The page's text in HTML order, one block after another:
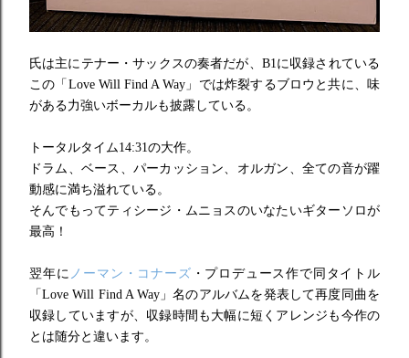
氏は主にテナー・サックスの奏者だが、B1に収録されている
この「Love Will Find A Way」では炸裂するブロウと共に、味
がある力強いボーカルも披露している。
トータルタイム14:31の大作。
ドラム、ベース、パーカッション、オルガン、全ての音が躍
動感に満ち溢れている。
そんでもってティシージ・ムニョスのいなたいギターソロが
最高！
翌年に ノーマン・コナーズ ・プロデュース作で 同タイトル
「Love Will Find A Way」名のアルバムを発表して再度同曲を
収録していますが、収録時間も大幅に短くアレンジも今作の
とは随分と違います。